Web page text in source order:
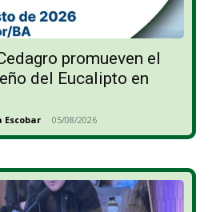
promueven el
del Eucalipto en
Escobar - 05/08/2026